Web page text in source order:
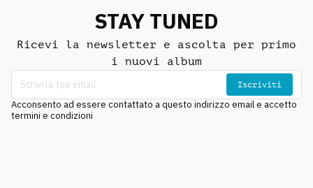
STAY TUNED
Ricevi la newsletter e ascolta per primo
i nuovi album
Iscriviti
Acconsento ad essere contattato a questo indirizzo email e accetto
termini e condizioni